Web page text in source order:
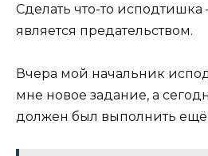
Сделать что-то исподтишка
является предательством.
Вчера мой начальник
мне новое задание, а
должен был выполнить ещё